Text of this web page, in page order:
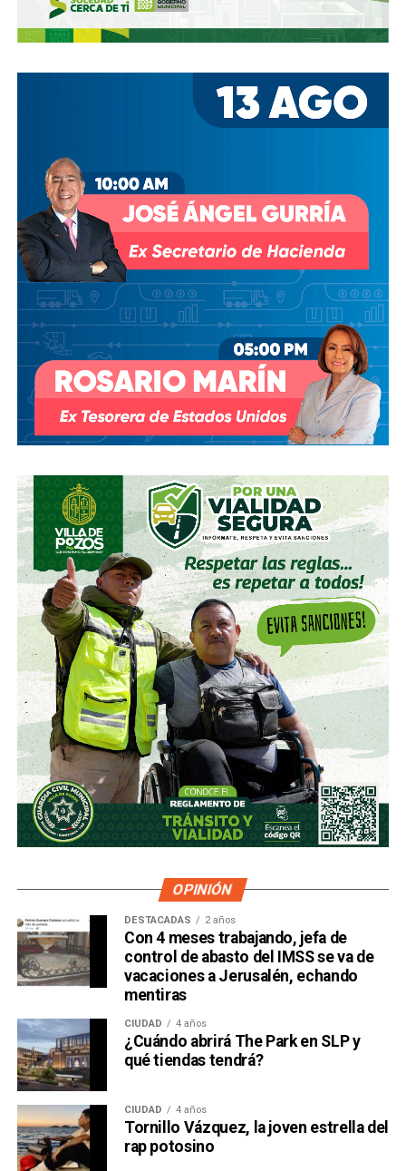
OPINIÓN
DESTACADAS 2 años
Con 4 meses trabajando, jefa de
control de abasto del IMSS se va de
vacaciones a Jerusalén, echando
mentiras
CIUDAD 4 años
¿Cuándo abrirá The Park en SLP y
qué tiendas tendrá?
CIUDAD 4 años
Tornillo Vázquez, la joven estrella del
rap potosino